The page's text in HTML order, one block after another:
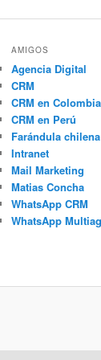
AMIGOS
Agencia Digital
CRM
CRM en Colombia
CRM en Perú
Farándula chilena
Intranet
Mail Marketing
Matias Concha
WhatsApp CRM
WhatsApp